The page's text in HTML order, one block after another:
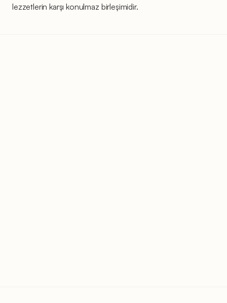
lezzetlerin karşı konulmaz birleşimidir.